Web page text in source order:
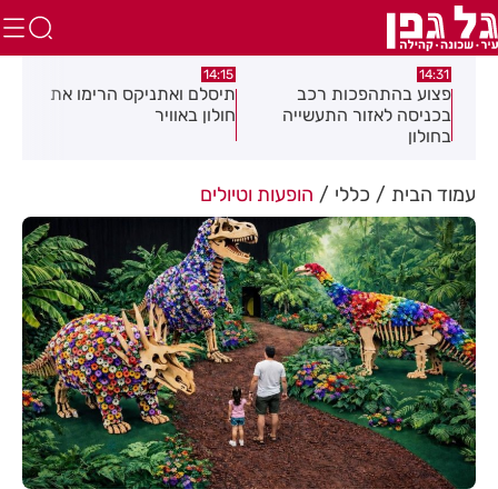
14:15
תיסלם ואתניקס הרימו את
חולון באוויר
13:05
פצוע בתאונת אופנוע במרכז
חולון
עמוד הבית כללי הופעות וטיולים